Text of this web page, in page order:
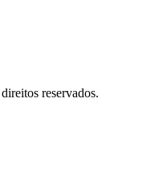
reservados.